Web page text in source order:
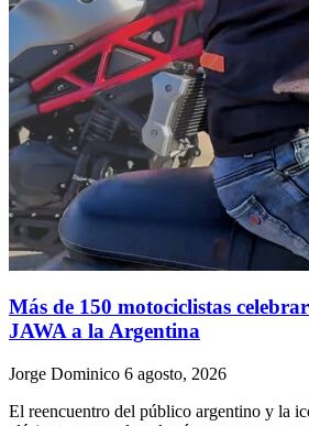
Más de 150 motociclistas
JAWA a la Argentina
Jorge Dominico 6 agosto, 2026
El reencuentro del público argentino y la